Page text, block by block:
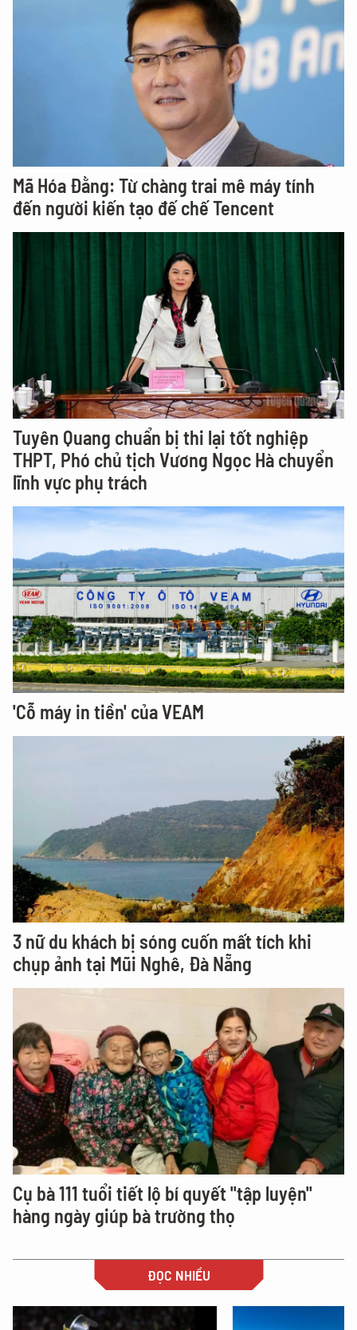
Mã Hóa Đằng: Từ chàng trai mê máy tính
đến người kiến tạo đế chế Tencent
Tuyên Quang chuẩn bị thi lại tốt nghiệp
THPT, Phó chủ tịch Vương Ngọc Hà chuyển
lĩnh vực phụ trách
'Cỗ máy in tiền' của VEAM
3 nữ du khách bị sóng cuốn mất tích khi
chụp ảnh tại Mũi Nghê, Đà Nẵng
Cụ bà 111 tuổi tiết lộ bí quyết "tập luyện"
hàng ngày giúp bà trường thọ
ĐỌC NHIỀU